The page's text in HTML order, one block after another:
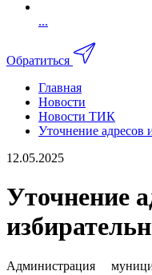
...
Обратиться
Главная
Новости
Новости ТИК
Уточнение адресов
12.05.2025
Уточнение
Администрация